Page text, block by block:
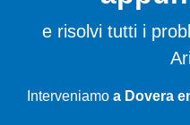
e risolvi tutti i
Interveniamo a Dovera